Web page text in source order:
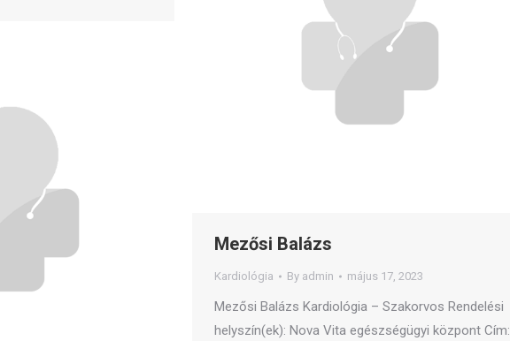
Mezősi Balázs
Kardiológia By admin május 17, 2023
Mezősi Balázs Kardiológia – Szakorvos Rendelési
helyszín(ek): Nova Vita egészségügyi központ Cím: